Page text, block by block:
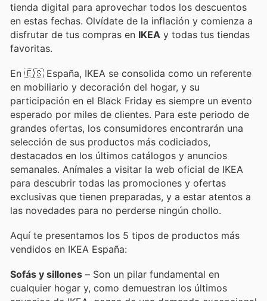
tienda digital para aprovechar todos los descuentos
en estas fechas. Olvídate de la inflación y comienza a
disfrutar de tus compras en IKEA y todas tus tiendas
favoritas.
En 🇪🇸 España, IKEA se consolida como un referente
en mobiliario y decoración del hogar, y su
participación en el Black Friday es siempre un evento
esperado por miles de clientes. Para este periodo de
grandes ofertas, los consumidores encontrarán una
selección de sus productos más codiciados,
destacados en los últimos catálogos y anuncios
semanales. Anímales a visitar la web oficial de IKEA
para descubrir todas las promociones y ofertas
exclusivas que tienen preparadas, y a estar atentos a
las novedades para no perderse ningún chollo.
Aquí te presentamos los 5 tipos de productos más
vendidos en IKEA España:
Sofás y sillones – Son un pilar fundamental en
cualquier hogar y, como demuestran los últimos